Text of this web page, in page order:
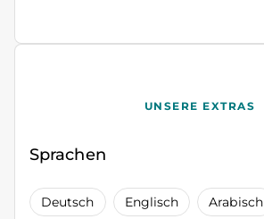
UNSERE EXTRAS
Sprachen
Deutsch Englisch Arabisch